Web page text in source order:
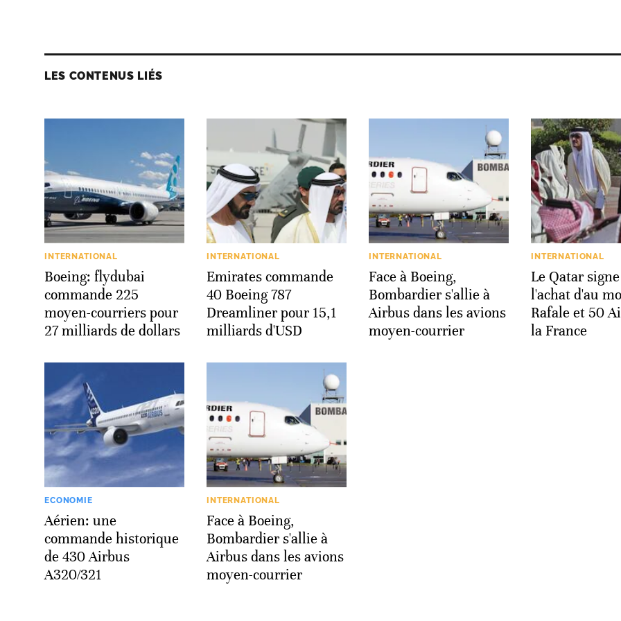
LES CONTENUS LIÉS
INTERNATIONAL
Boeing: flydubai
commande 225
moyen-courriers pour
27 milliards de dollars
INTERNATIONAL
Emirates commande
40 Boeing 787
Dreamliner pour 15,1
milliards d'USD
INTERNATIONAL
Face à Boeing,
Bombardier s'allie à
Airbus dans les avions
moyen-courrier
INTERNATIONAL
Le Qatar
l'achat d'au
Rafale et 50
la France
ECONOMIE
Aérien: une
commande historique
de 430 Airbus
A320/321
INTERNATIONAL
Face à Boeing,
Bombardier s'allie à
Airbus dans les avions
moyen-courrier